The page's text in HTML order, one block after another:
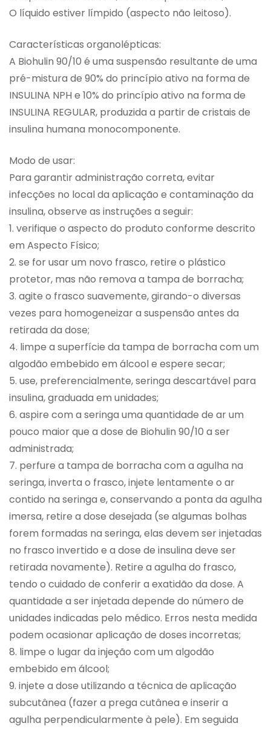
O líquido estiver límpido (aspecto não leitoso).
Características organolépticas:
A Biohulin 90/10 é uma suspensão resultante de uma
pré-mistura de 90% do princípio ativo na forma de
INSULINA NPH e 10% do princípio ativo na forma de
INSULINA REGULAR, produzida a partir de cristais de
insulina humana monocomponente.
Modo de usar:
Para garantir administração correta, evitar
infecções no local da aplicação e contaminação da
insulina, observe as instruções a seguir:
1. verifique o aspecto do produto conforme descrito
em Aspecto Físico;
2. se for usar um novo frasco, retire o plástico
protetor, mas não remova a tampa de borracha;
3. agite o frasco suavemente, girando-o diversas
vezes para homogeneizar a suspensão antes da
retirada da dose;
4. limpe a superfície da tampa de borracha com um
algodão embebido em álcool e espere secar;
5. use, preferencialmente, seringa descartável para
insulina, graduada em unidades;
6. aspire com a seringa uma quantidade de ar um
pouco maior que a dose de Biohulin 90/10 a ser
administrada;
7. perfure a tampa de borracha com a agulha na
seringa, inverta o frasco, injete lentamente o ar
contido na seringa e, conservando a ponta da agulha
imersa, retire a dose desejada (se algumas bolhas
forem formadas na seringa, elas devem ser injetadas
no frasco invertido e a dose de insulina deve ser
retirada novamente). Retire a agulha do frasco,
tendo o cuidado de conferir a exatidão da dose. A
quantidade a ser injetada depende do número de
unidades indicadas pelo médico. Erros nesta medida
podem ocasionar aplicação de doses incorretas;
8. limpe o lugar da injeção com um algodão
embebido em álcool;
9. injete a dose utilizando a técnica de aplicação
subcutânea (fazer a prega cutânea e inserir a
agulha perpendicularmente à pele). Em seguida